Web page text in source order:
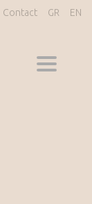
EN
GR
Contact
Toggle